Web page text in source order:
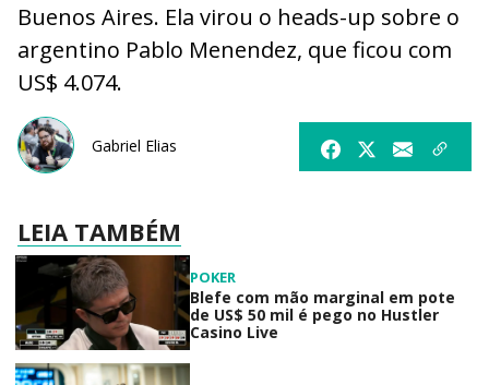
Buenos Aires. Ela virou o heads-up sobre o
argentino Pablo Menendez, que ficou com
US$ 4.074.
Gabriel Elias
LEIA TAMBÉM
POKER
Blefe com mão marginal em pote
de US$ 50 mil é pego no Hustler
Casino Live